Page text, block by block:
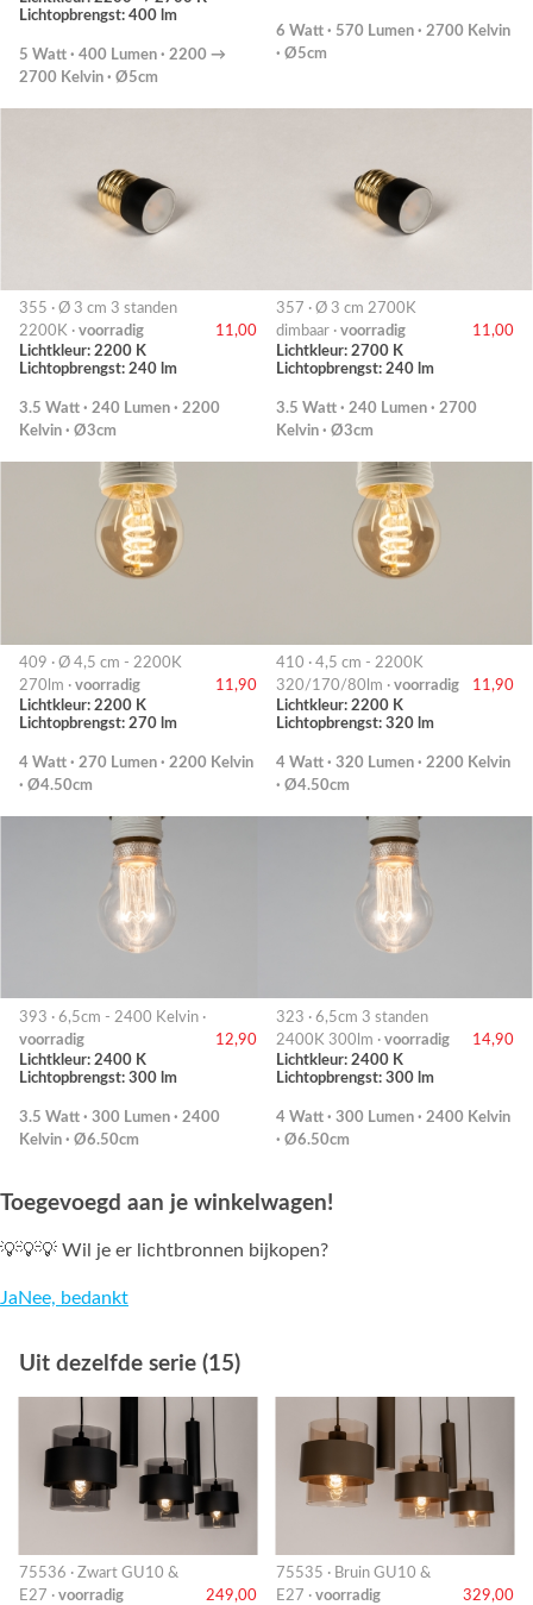
Lichtopbrengst: 400 lm
5 Watt · 400 Lumen · 2200 →
2700 Kelvin · Ø5cm
6 Watt · 570 Lumen · 2700 Kelvin
· Ø5cm
355 · Ø 3 cm 3 standen
2200K · voorradig
11,00
Lichtkleur: 2200 K
Lichtopbrengst: 240 lm
3.5 Watt · 240 Lumen · 2200
Kelvin · Ø3cm
357 · Ø 3 cm 2700K
dimbaar · voorradig
11,00
Lichtkleur: 2700 K
Lichtopbrengst: 240 lm
3.5 Watt · 240 Lumen · 2700
Kelvin · Ø3cm
409 · Ø 4,5 cm - 2200K
270lm · voorradig
11,90
Lichtkleur: 2200 K
Lichtopbrengst: 270 lm
4 Watt · 270 Lumen · 2200 Kelvin
· Ø4.50cm
410 · 4,5 cm - 2200K
320/170/80lm · voorradig
11,90
Lichtkleur: 2200 K
Lichtopbrengst: 320 lm
4 Watt · 320 Lumen · 2200 Kelvin
· Ø4.50cm
393 · 6,5cm - 2400 Kelvin ·
voorradig
12,90
Lichtkleur: 2400 K
Lichtopbrengst: 300 lm
3.5 Watt · 300 Lumen · 2400
Kelvin · Ø6.50cm
323 · 6,5cm 3 standen
2400K 300lm · voorradig
14,90
Lichtkleur: 2400 K
Lichtopbrengst: 300 lm
4 Watt · 300 Lumen · 2400 Kelvin
· Ø6.50cm
Toegevoegd aan je winkelwagen!
💡💡💡 Wil je er lichtbronnen bijkopen?
JaNee, bedankt
Uit dezelfde serie (15)
75536 · Zwart GU10 &
E27 · voorradig 249,00
75535 · Bruin GU10 &
E27 · voorradig 329,00